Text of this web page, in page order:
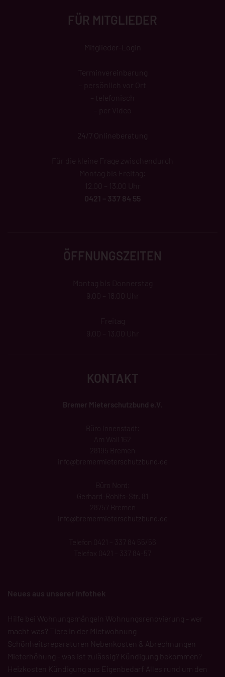
FÜR MITGLIEDER
Mitglieder-Login
Terminvereinbarung
– per Video
24/7 Onlineberatung
Für die kleine Frage zwischendurch
Montag bis Freitag:
0421 – 337 84 55
ÖFFNUNGSZEITEN
Montag bis Donnerstag
9.00 – 18.00 Uhr
Freitag
9.00 – 13.00 Uhr
KONTAKT
Bremer Mieterschutzbund e.V.
Am Wall 162
28195 Bremen
info@ bremermieterschutzbund .de
Büro Nord:
Gerhard-Rohlfs-Str. 81
28757 Bremen
info@bremermieterschutzbund.de
Telefon 0421 – 337 84 55/56
Telefax 0421 – 337 84-57
Neues aus unserer Infothek
Hilfe bei Wohnungsmängeln Wohnungsrenovierung - wer
macht was? Tiere in der Mietwohnung
Schönheitsreparaturen Nebenkosten & Abrechnungen
Mieterhöhung - was ist zulässig? Kündigung bekommen?
Heizkosten Kündigung aus Eigenbedarf Alles rund um den